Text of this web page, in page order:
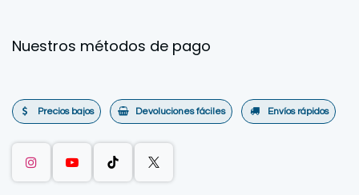
Nuestros métodos de pago
Precios bajos Devoluciones fáciles Envíos rápidos